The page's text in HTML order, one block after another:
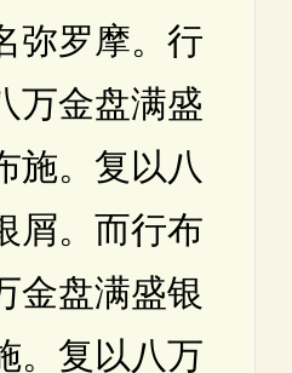
弥罗摩。行
万金盘满盛
施。复以八
屑。而行布
金盘满盛银
。复以八万